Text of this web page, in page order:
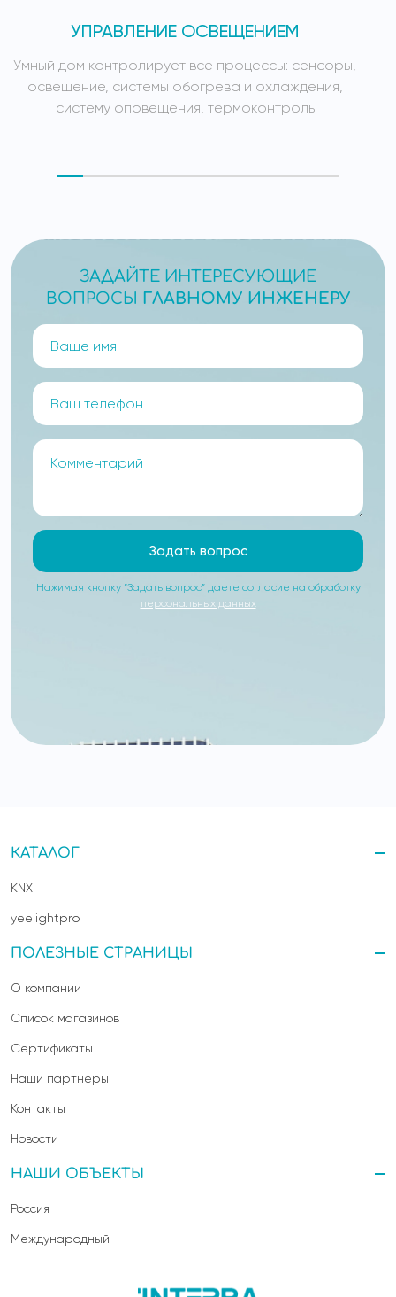
УПРАВЛЕНИЕ ОСВЕЩЕНИЕМ
Умный дом контролирует все процессы: сенсоры,
освещение, системы обогрева и охлаждения,
систему оповещения, термоконтроль
ЗАДАЙТЕ ИНТЕРЕСУЮЩИЕ
ВОПРОСЫ ГЛАВНОМУ ИНЖЕНЕРУ
Задать вопрос
Нажимая кнопку “Задать вопрос” даете согласие на обработку
персональных данных
ПОЛЕЗНЫЕ СТРАНИЦЫ
О компании
Список магазинов
Сертификаты
Наши партнеры
Контакты
Новости
КАТАЛОГ
KNX
yeelightpro
НАШИ ОБЪЕКТЫ
Россия
Международный